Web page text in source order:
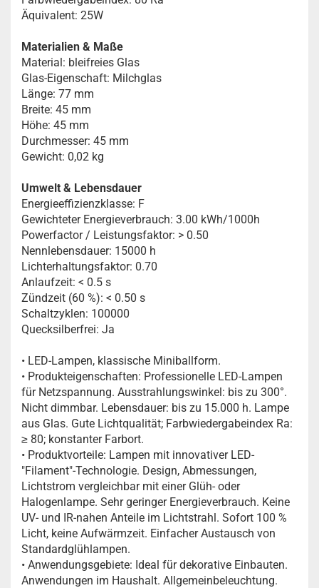
Äquivalent: 25W
Materialien & Maße
Material: bleifreies Glas
Glas-Eigenschaft: Milchglas
Länge: 77 mm
Breite: 45 mm
Höhe: 45 mm
Durchmesser: 45 mm
Gewicht: 0,02 kg
Umwelt & Lebensdauer
Energieeffizienzklasse: F
Gewichteter Energieverbrauch: 3.00 kWh/1000h
Powerfactor / Leistungsfaktor: > 0.50
Nennlebensdauer: 15000 h
Lichterhaltungsfaktor: 0.70
Anlaufzeit: < 0.5 s
Zündzeit (60 %): < 0.50 s
Schaltzyklen: 100000
Quecksilberfrei: Ja
• LED-Lampen, klassische Miniballform.
• Produkteigenschaften: Professionelle LED-Lampen
für Netzspannung. Ausstrahlungswinkel: bis zu 300°.
Nicht dimmbar. Lebensdauer: bis zu 15.000 h. Lampe
aus Glas. Gute Lichtqualität; Farbwiedergabeindex Ra:
≥ 80; konstanter Farbort.
• Produktvorteile: Lampen mit innovativer LED-
"Filament"-Technologie. Design, Abmessungen,
Lichtstrom vergleichbar mit einer Glüh- oder
Halogenlampe. Sehr geringer Energieverbrauch. Keine
UV- und IR-nahen Anteile im Lichtstrahl. Sofort 100 %
Licht, keine Aufwärmzeit. Einfacher Austausch von
Standardglühlampen.
• Anwendungsgebiete: Ideal für dekorative Einbauten.
Anwendungen im Haushalt. Allgemeinbeleuchtung.